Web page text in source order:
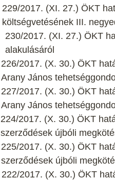
229/2017. (XI. 27.) ÖKT
költségvetésének III.
230/2017. (XI. 27.) ÖKT
alakulásáról
226/2017. (X. 30.) ÖKT
Arany János
227/2017. (X. 30.) ÖKT
Arany János
224/2017. (X. 30.) ÖKT
szerződések újbóli
225/2017. (X. 30.) ÖKT
szerződések újbóli
222/2017. (X. 30.) ÖKT